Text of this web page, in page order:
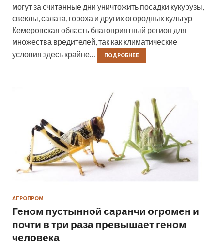
могут за считанные дни уничтожить посадки кукурузы,
свеклы, салата, гороха и других огородных культур
Кемеровская область благоприятный регион для
множества вредителей, так как климатические
условия здесь крайне…
ПОДРОБНЕЕ
АГРОПРОМ
Геном пустынной саранчи огромен и
почти в три раза превышает геном
человека